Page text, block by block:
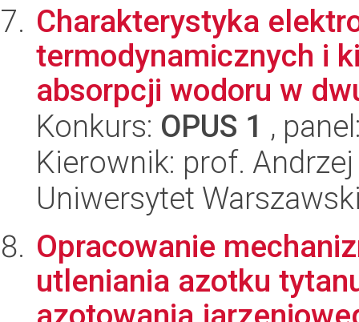
Charakterystyka
termodynamicznych i
absorpcji wodoru w
Konkurs: OPUS 1 ,
Kierownik: prof.
Uniwersytet
Opracowanie
utleniania azotku